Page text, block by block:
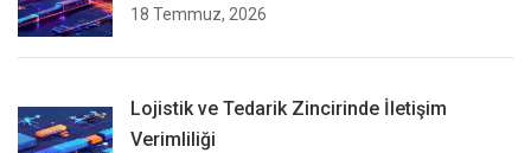
18 Temmuz, 2026
Lojistik ve Tedarik Zincirinde İletişim
Verimliliği